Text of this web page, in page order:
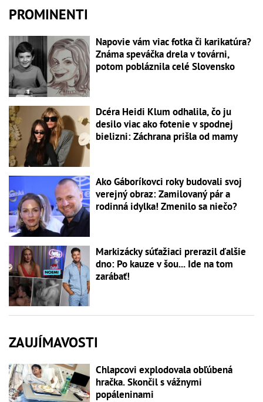
PROMINENTI
Napovie vám viac fotka či karikatúra?
Známa speváčka drela v továrni,
potom pobláznila celé Slovensko
Dcéra Heidi Klum odhalila, čo ju
desilo viac ako fotenie v spodnej
bielizni: Záchrana prišla od mamy
Ako Gáboríkovci roky budovali svoj
verejný obraz: Zamilovaný pár a
rodinná idylka! Zmenilo sa niečo?
Markizácky súťažiaci prerazil ďalšie
dno: Po kauze v šou... Ide na tom
zarábať!
ZAUJÍMAVOSTI
Chlapcovi explodovala obľúbená
hračka. Skončil s vážnymi
popáleninami